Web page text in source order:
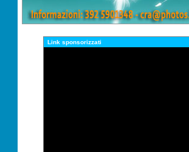
Link sponsorizzati